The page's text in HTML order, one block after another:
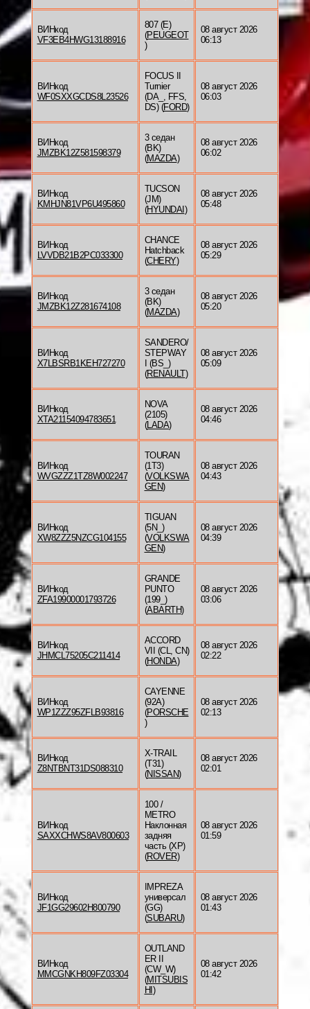
ВИНкод
VF3EB4HWG13188916
807 (E)
(PEUGEOT
)
08 август 2026
06:13
ВИНкод
WF0SXXGCDS8L23526
FOCUS II
Turnier
(DA_, FFS,
DS) (FORD)
08 август 2026
06:03
ВИНкод
JMZBK12Z581598379
3 седан
(BK)
(MAZDA)
08 август 2026
06:02
ВИНкод
KMHJN81VP6U495860
TUCSON
(JM)
(HYUNDAI )
08 август 2026
05:48
ВИНкод
LVVDB21B2PC033300
CHANCE
Hatchback
(CHERY)
08 август 2026
05:29
ВИНкод
JMZBK12Z281674108
3 седан
(BK)
(MAZDA)
08 август 2026
05:20
ВИНкод
X7LBSRB1KEH727270
SANDERO/
STEPWAY
I (BS_)
(RENAULT)
08 август 2026
05:09
ВИНкод
XTA21154094783651
NOVA
(2105)
(LADA)
08 август 2026
04:46
ВИНкод
WVGZZZ1TZ8W002247
TOURAN
(1T3)
(VOLKSWA
GEN)
08 август 2026
04:43
ВИНкод
XW8ZZZ5NZCG104155
TIGUAN
(5N_)
(VOLKSWA
GEN)
08 август 2026
04:39
ВИНкод
ZFA19900001793726
GRANDE
PUNTO
(199_)
(ABARTH)
08 август 2026
03:06
ВИНкод
JHMCL75205C211414
ACCORD
VII (CL, CN)
(HONDA)
08 август 2026
02:22
ВИНкод
WP1ZZZ95ZFLB93816
CAYENNE
(92A)
(PORSCHE
)
08 август 2026
02:13
ВИНкод
Z8NTBNT31DS088310
X-TRAIL
(T31)
(NISSAN)
08 август 2026
02:01
ВИНкод
SAXXCHWS8AV800603
100 /
METRO
Наклонная
задняя
часть (XP)
(ROVER)
08 август 2026
01:59
ВИНкод
JF1GG29602H800790
IMPREZA
универсал
(GG)
(SUBARU)
08 август 2026
01:43
ВИНкод
MMCGNKH809FZ03304
OUTLAND
ER II
(CW_W)
(MITSUBIS
HI )
08 август 2026
01:42